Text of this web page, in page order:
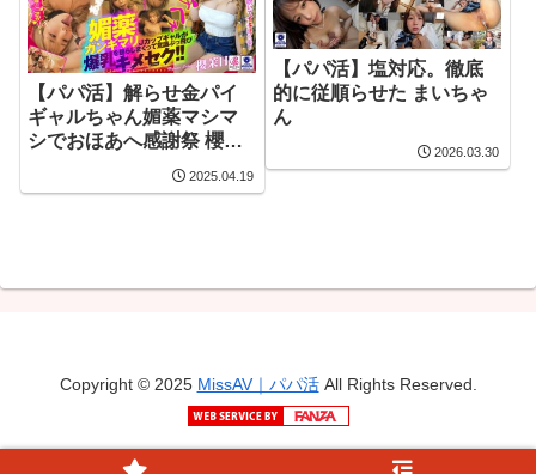
【パパ活】塩対応。徹底
的に従順らせた まいちゃ
ん
2026.03.30
【パパ活】解らせ金パイ
ギャルちゃん媚薬マシマ
シでおほあへ感謝祭 櫻茉
2025.04.19
Copyright © 2025 MissAV｜パパ活All Rights Reserved.